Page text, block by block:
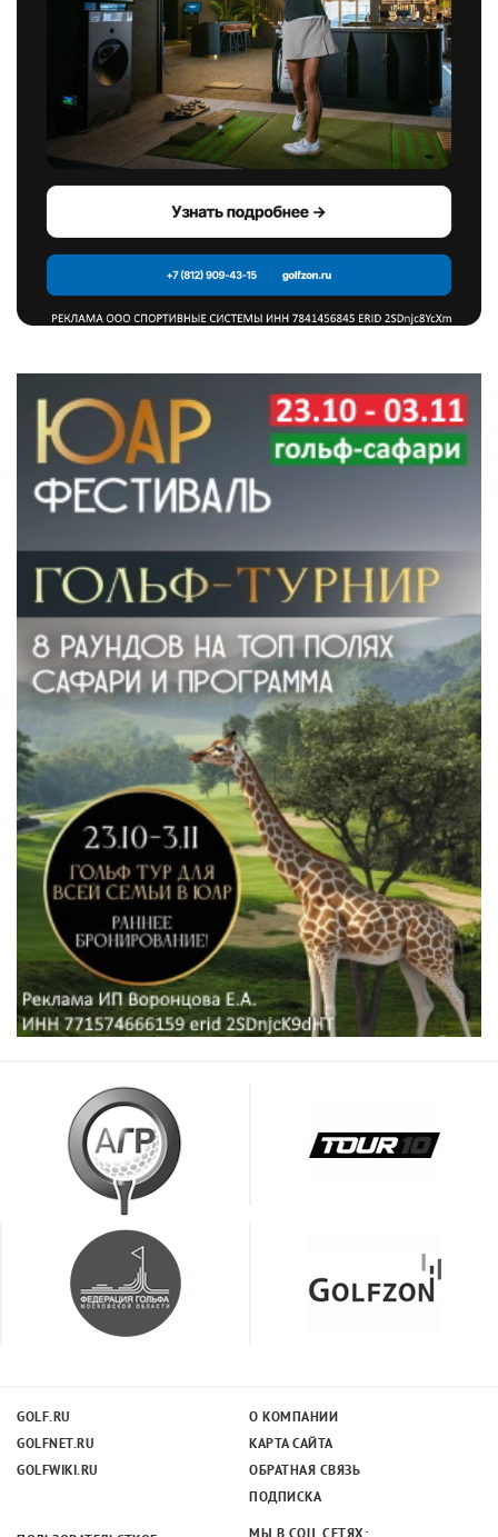
GOLF.RU
GOLFNET.RU
GOLFWIKI.RU
О КОМПАНИИ
КАРТА САЙТА
ОБРАТНАЯ СВЯЗЬ
ПОДПИСКА